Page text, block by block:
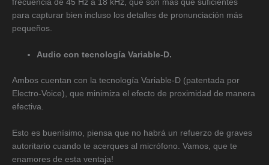
frecuencia de 45 Hz a 18 kHz, que son más que suficientes
para capturar bien incluso los detalles de pronunciación más
pequeños.
Audio con tecnología Variable-D.
Ambos cuentan con la tecnología Variable-D (patentada por
Electro-Voice), que minimiza el efecto de proximidad de manera
efectiva.
Esto es buenísimo, piensa que no habrá un refuerzo de graves
autoritario cuando te acerques al micrófono. Vamos, que te
enamores de esta ventaja!